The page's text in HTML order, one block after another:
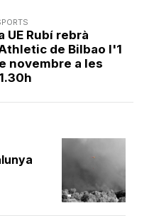
UE Rubí rebrà
de Bilbao l'1
novembre a les